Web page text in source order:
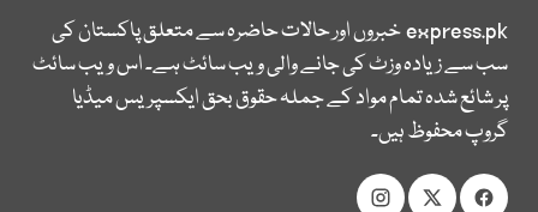
express.pkخبروں اور حالات حاضرہ سے متعلق پاکستان کی
سب سے زیادہ وزٹ کی جانے والی ویب سائٹ ہے۔ اس ویب سائٹ
پر شائع شدہ تمام مواد کے جملہ حقوق بحق ایکسپریس میڈیا
گروپ محفوظ ہیں۔